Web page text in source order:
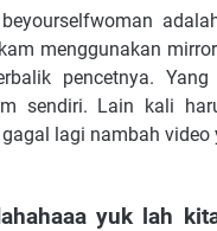
menggunakan
pencetnya.
sendiri. Lain kali
lagi nambah video
yuk lah